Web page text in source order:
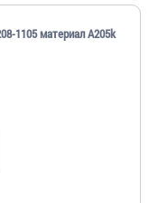
1105 материал A205k